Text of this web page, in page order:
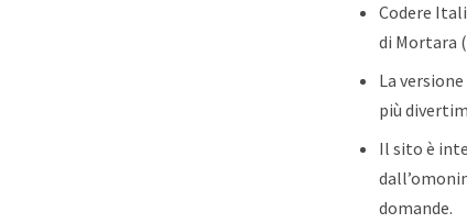
Codere
di Mortara
La
più
Il sito è
domande.